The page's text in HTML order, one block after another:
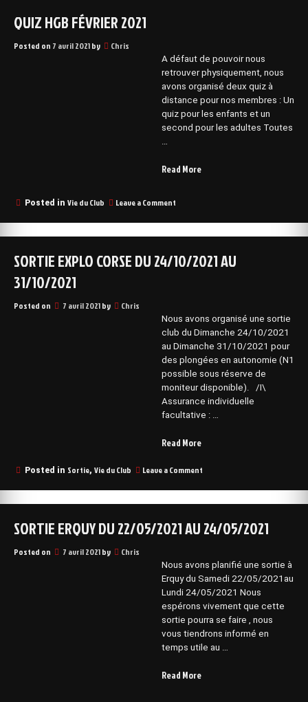
QUIZ HGB FÉVRIER 2021
Posted on 7 avril 2021by Chris
A défaut de pouvoir nous
retrouver physiquement, nous
avons organisé deux quiz à
distance pour nos membres : Un
quiz pour les enfants et un
second pour les adultes Toutes
…
Read More“Quiz
Posted in Vie du Club Leave a Comment
HGB
Février
SORTIE EXPLO CORSE DU 24/10/2021 AU
31/10/2021
Posted on 7 avril 2021by Chris
Nous avons organisé une sortie
club du Dimanche 24/10/2021
au Dimanche 31/10/2021 pour
des plongées en autonomie (N1
possible sous réserve de
moniteur disponible). /I\
Assurance individuelle
facultative : …
Read More“Sortie
Corse
31/10/2021”
Posted in Sortie, Vie du Club Leave a Comment
Explo
Corse
24/10/2021
SORTIE ERQUY DU 22/05/2021 AU 24/05/2021
Posted on 7 avril 2021by Chris
Nous avons planifié une sortie à
Erquy du Samedi 22/05/2021au
Lundi 24/05/2021 Nous
espérons vivement que cette
sortie pourra se faire , nous
vous tiendrons informé en
temps utile au …
Read More“Sortie